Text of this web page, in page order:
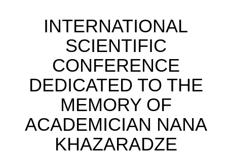
INTERNATIONAL
SCIENTIFIC
CONFERENCE
DEDICATED TO THE
MEMORY OF
ACADEMICIAN NANA
KHAZARADZE